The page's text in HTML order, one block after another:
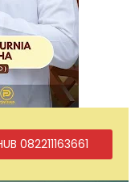
082211163661